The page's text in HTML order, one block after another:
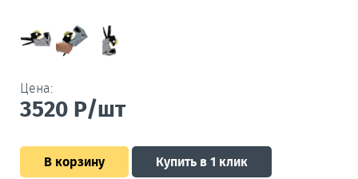
Цена:
3520 Р/шт
В корзину Купить в 1 клик